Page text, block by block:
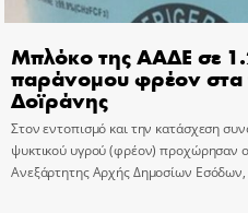
Μπλόκο της ΑΑΔΕ σε
παράνομου φρέον στα
Δοϊράνης
Στον εντοπισμό και την κατάσχεση
ψυκτικού υγρού (φρέον) προχώρησαν
Ανεξάρτητης Αρχής Δημοσίων Εσόδων,